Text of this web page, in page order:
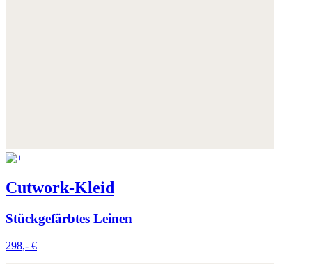
Cutwork-Kleid
Stückgefärbtes Leinen
298,- €